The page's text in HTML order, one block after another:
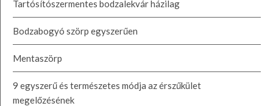
Tartósítószermentes bodzalekvár házilag
Bodzabogyó szörp egyszerűen
Mentaszörp
9 egyszerű és természetes módja az érszűkület
megelőzésének